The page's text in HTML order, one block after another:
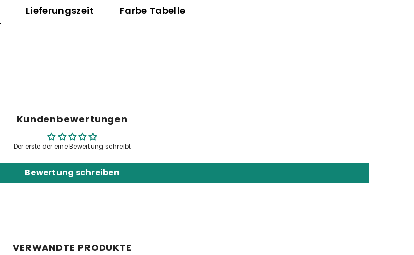
Lieferungszeit Farbe Tabelle
Kundenbewertungen
Der erste der eine Bewertung schreibt
Bewertung schreiben
VERWANDTE PRODUKTE